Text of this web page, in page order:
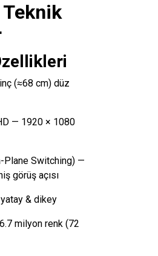
(≈68 cm) düz
— 1920 × 1080
Switching) —
görüş açısı
& dikey
milyon renk (72